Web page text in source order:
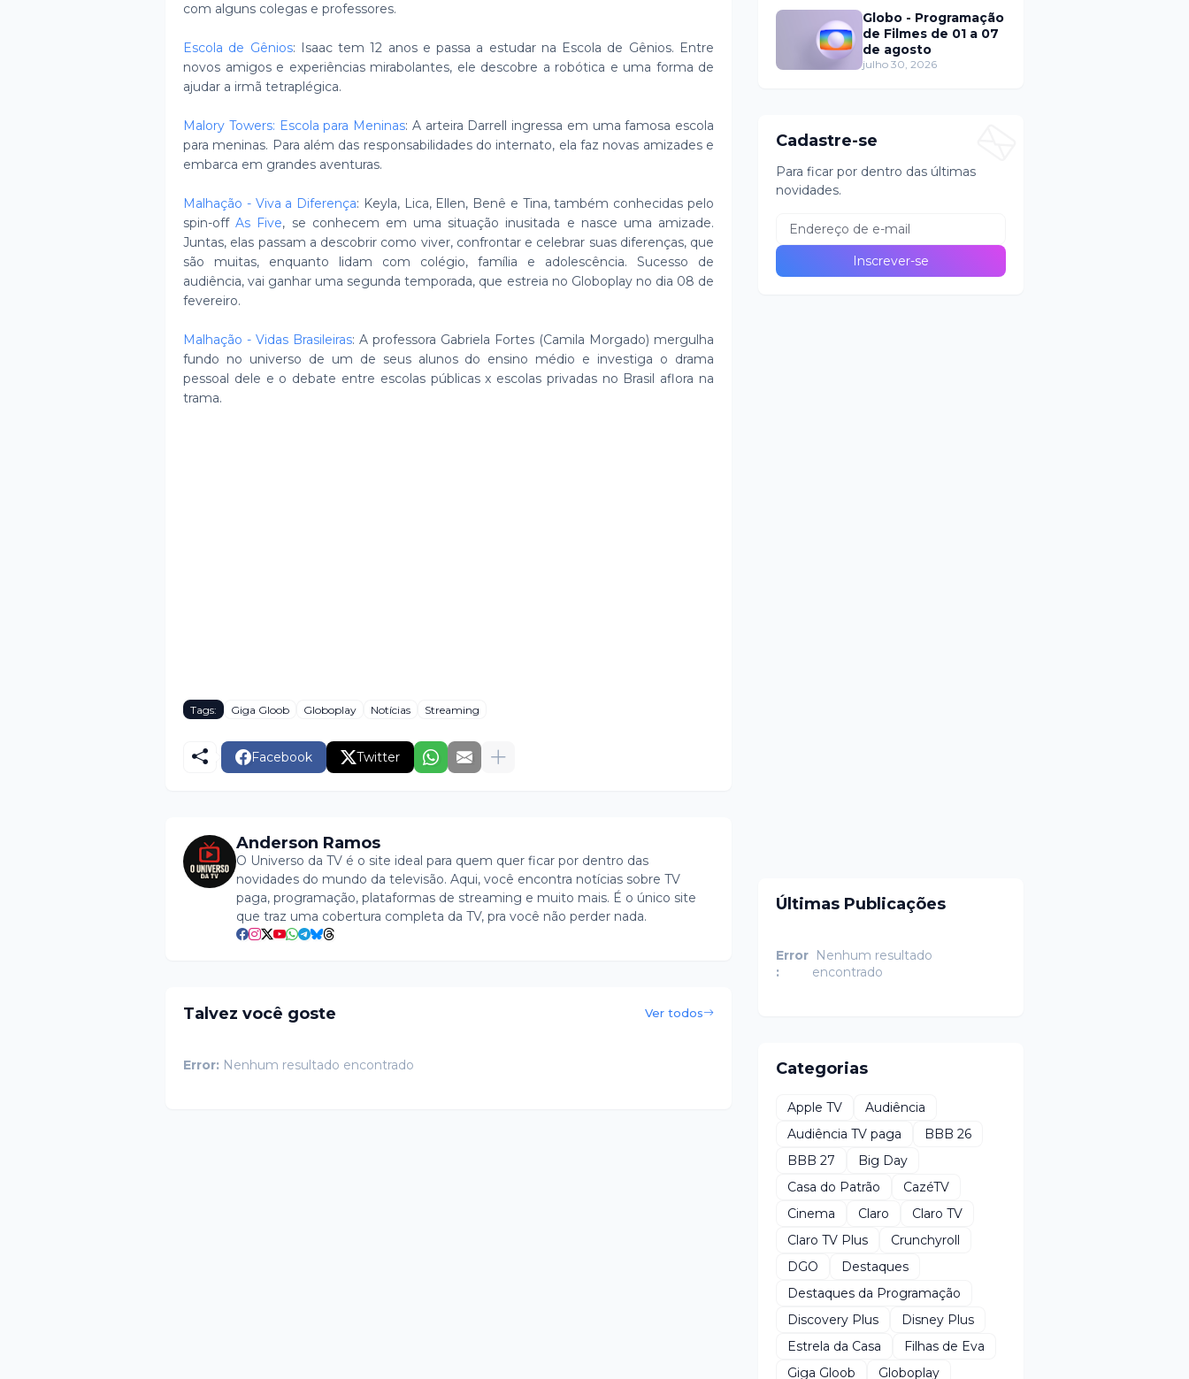
com alguns colegas e professores.
Escola de Gênios: Isaac tem 12 anos e passa a estudar na Escola de Gênios. Entre
novos amigos e experiências mirabolantes, ele descobre a robótica e uma forma de
ajudar a irmã tetraplégica.
Malory Towers: Escola para Meninas: A arteira Darrell ingressa em uma famosa escola
para meninas. Para além das responsabilidades do internato, ela faz novas amizades e
embarca em grandes aventuras.
Malhação - Viva a Diferença: Keyla, Lica, Ellen, Benê e Tina, também conhecidas pelo
spin-offAs Five, se conhecem em uma situação inusitada e nasce uma amizade.
Juntas, elas passam a descobrir como viver, confrontar e celebrar suas diferenças, que
são muitas, enquanto lidam com colégio, família e adolescência. Sucesso de
audiência, vai ganhar uma segunda temporada, que estreia no Globoplay no dia 08 de
fevereiro.
Malhação - Vidas Brasileiras: A professora Gabriela Fortes (Camila Morgado) mergulha
fundo no universo de um de seus alunos do ensino médio e investiga o drama
pessoal dele e o debate entre escolas públicas x escolas privadas no Brasil aflora na
trama.
Tags: Giga Gloob Globoplay Notícias Streaming
Facebook Twitter
Anderson Ramos
O Universo da TV é o site ideal para quem quer ficar por dentro das
novidades do mundo da televisão. Aqui, você encontra notícias sobre TV
paga, programação, plataformas de streaming e muito mais. É o único site
que traz uma cobertura completa da TV, pra você não perder nada.
Talvez você goste Ver todos
Error: Nenhum resultado encontrado
nos relacionamentos
Globo - Programação
de Filmes de 01 a 07
de agosto
julho 30, 2026
Cadastre-se
Para ficar por dentro das últimas
novidades.
Últimas Publicações
Error
:
Nenhum resultado
encontrado
Categorias
Apple TV
Audiência
Audiência TV paga
BBB 26
BBB 27
Big Day
Casa do Patrão
CazéTV
Cinema
Claro
Claro TV
Claro TV Plus
Crunchyroll
DGO
Destaques
Destaques da Programação
Discovery Plus
Disney Plus
Estrela da Casa
Filhas de Eva
Giga Gloob
Globoplay